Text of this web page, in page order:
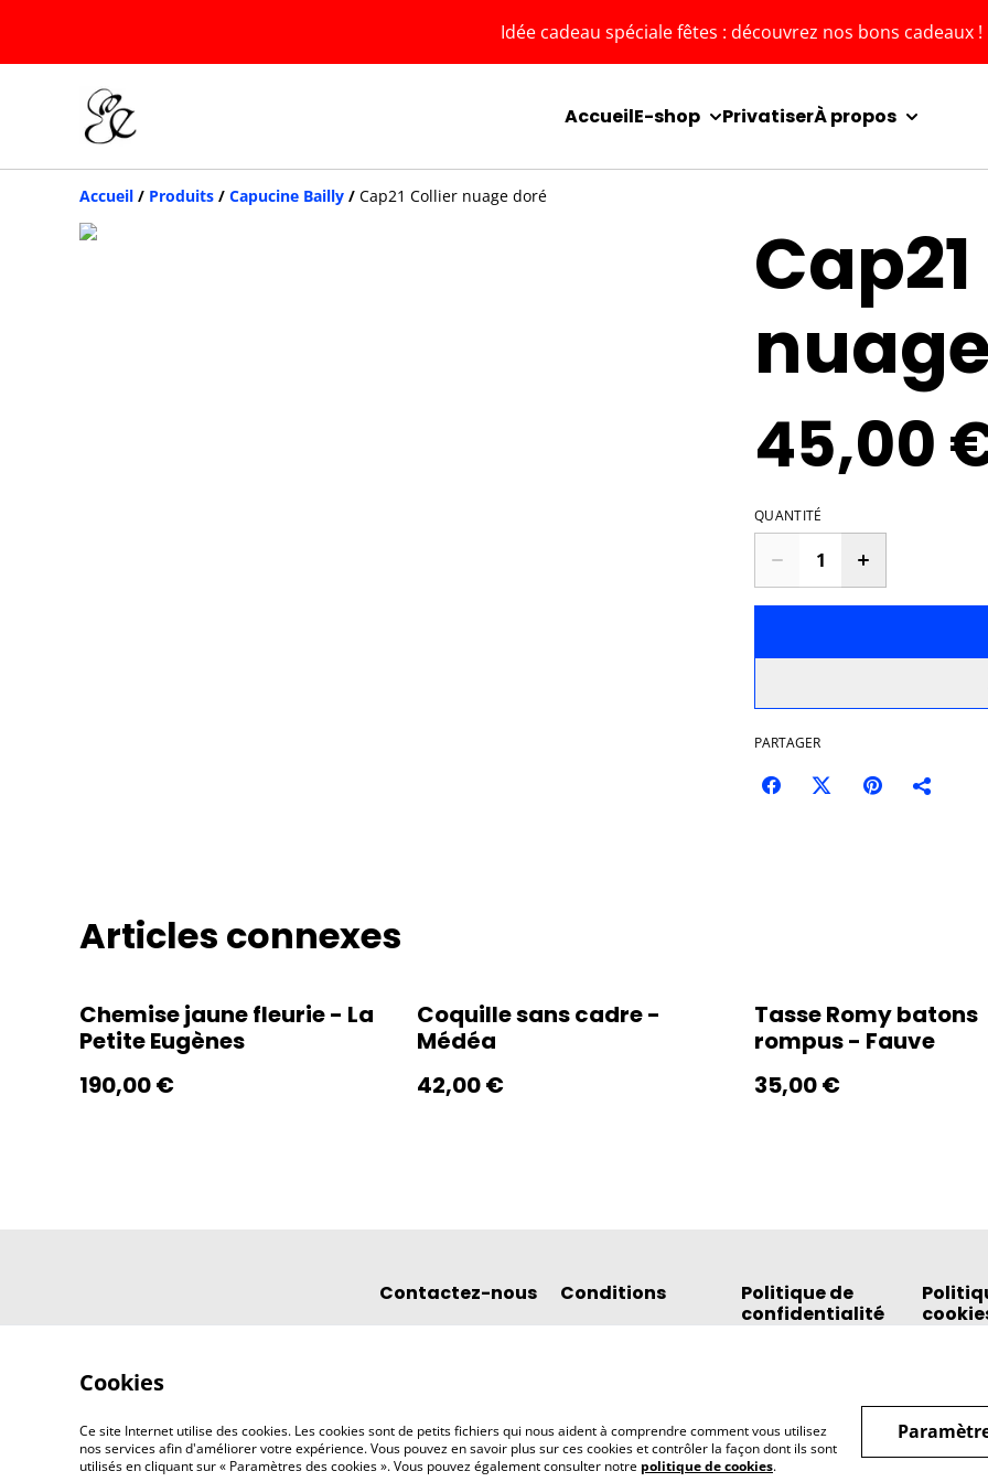
Idée cadeau spéciale fêtes : découvrez nos bons cadeaux !
AccueilE-shop PrivatiserÀ propos
Accueil / Produits / Capucine Bailly / Cap21 Collier nuage doré
45,00
QUANTITÉ
PARTAGER
Articles connexes
Chemise jaune fleurie - La
Petite Eugènes
190,00 €
Coquille sans cadre -
Médéa
42,00 €
Tasse Romy batons
rompus - Fauve
35,00 €
Contactez-nous Conditions
Politique de
confidentialité
©2026 l'éclipse
Cookies
Ce site Internet utilise des cookies. Les cookies sont de petits fichiers qui nous aident à comprendre comment vous utilisez
nos services afin d'améliorer votre expérience. Vous pouvez en savoir plus sur ces cookies et contrôler la façon dont ils sont
utilisés en cliquant sur « Paramètres des cookies ». Vous pouvez également consulter notre politique de cookies.